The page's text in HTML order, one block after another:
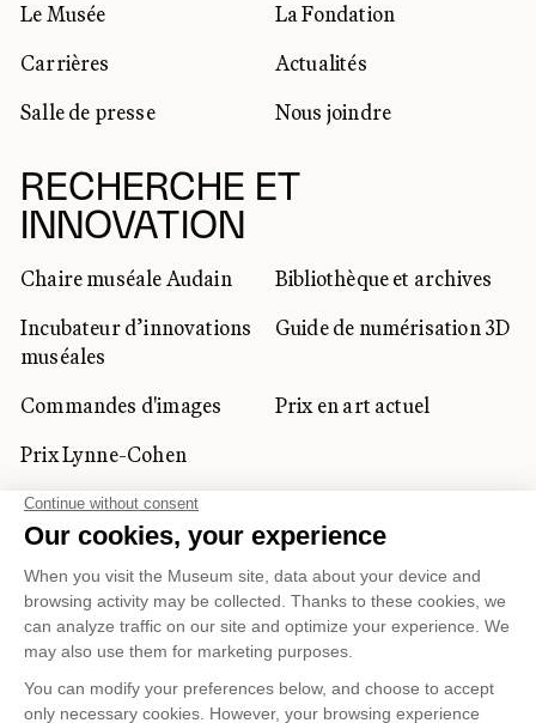
Le Musée
La Fondation
Carrières
Actualités
Salle de presse
Nous joindre
RECHERCHE ET
INNOVATION
Chaire muséale Audain
Bibliothèque et archives
Incubateur d’innovations
muséales
Guide de numérisation 3D
Commandes d'images
Prix en art actuel
Prix Lynne-Cohen
CLIENTÈLE CORPORATIVE
ET PRIVÉE
Location d'espaces
Activités corporatives
professionnels du